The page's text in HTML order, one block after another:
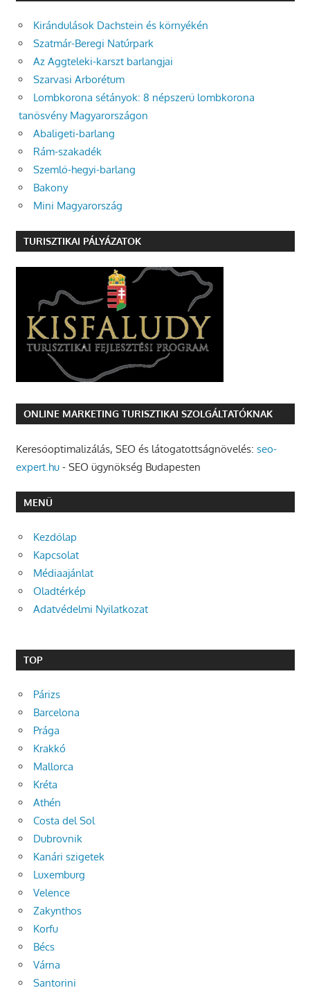
Kirándulások Dachstein és környékén
Szatmár-Beregi Natúrpark
Az Aggteleki-karszt barlangjai
Szarvasi Arborétum
Lombkorona sétányok: 8 népszerű lombkorona
tanösvény Magyarországon
Abaligeti-barlang
Rám-szakadék
Szemlő-hegyi-barlang
Bakony
Mini Magyarország
TURISZTIKAI PÁLYÁZATOK
ONLINE MARKETING TURISZTIKAI SZOLGÁLTATÓKNAK
Keresőoptimalizálás, SEO és látogatottságnövelés: seo-
expert.hu- SEO ügynökség Budapesten
MENÜ
Kezdőlap
Kapcsolat
Médiaajánlat
Oladtérkép
Adatvédelmi Nyilatkozat
TOP
Párizs
Barcelona
Prága
Krakkó
Mallorca
Kréta
Athén
Costa del Sol
Dubrovnik
Kanári szigetek
Luxemburg
Velence
Zakynthos
Korfu
Bécs
Várna
Santorini